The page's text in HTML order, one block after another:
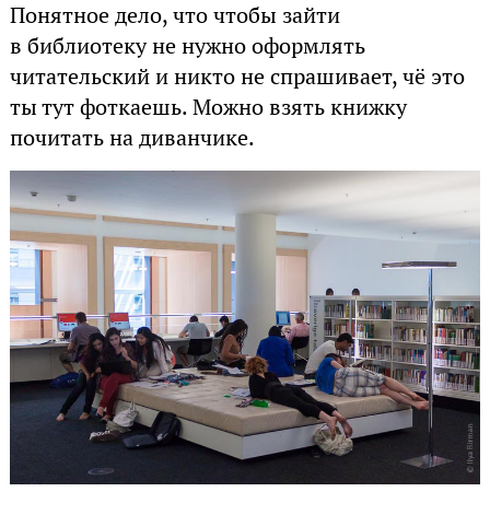
Понятное дело, что чтобы зайти
в библиотеку не нужно оформлять
читательский и никто не спрашивает, чё это
ты тут фоткаешь. Можно взять книжку
почитать на диванчике.